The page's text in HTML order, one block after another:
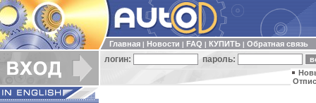
Главная Новости FAQ КУПИТЬ Обратная связь
логин: пароль: